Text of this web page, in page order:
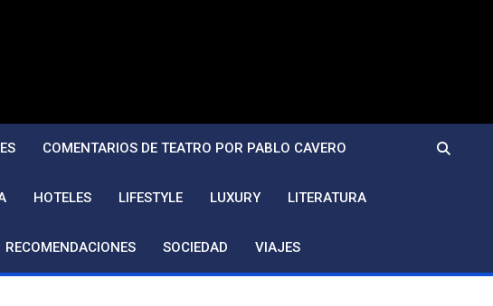
COMENTARIOS DE TEATRO POR PABLO CAVERO
HOTELES LIFESTYLE LUXURY LITERATURA
RECOMENDACIONES SOCIEDAD VIAJES